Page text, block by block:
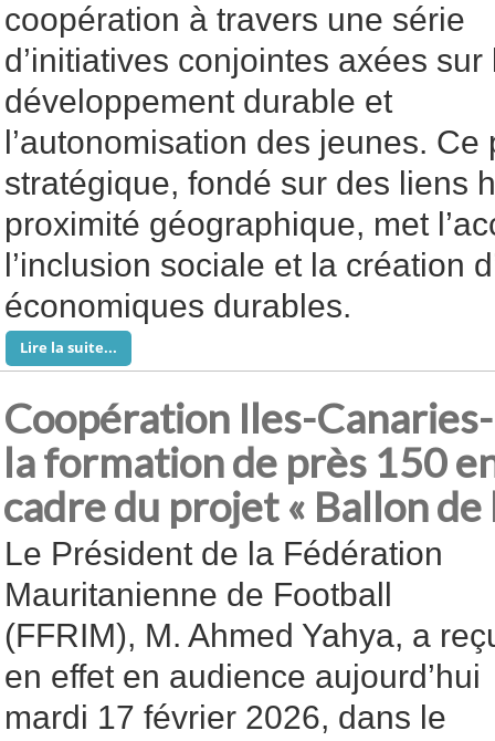
coopération à travers une série
d’initiatives conjointes axées sur
développement durable et
l’autonomisation des jeunes. Ce
stratégique, fondé sur des liens
proximité géographique, met
l’inclusion sociale et la création
économiques durables.
Lire la suite...
Coopération Iles-
la formation de près 150
cadre du projet « Ballon de
Le Président de la Fédération
Mauritanienne de Football
(FFRIM), M. Ahmed Yahya, a
en effet en audience aujourd’hui
mardi 17 février 2026, dans le